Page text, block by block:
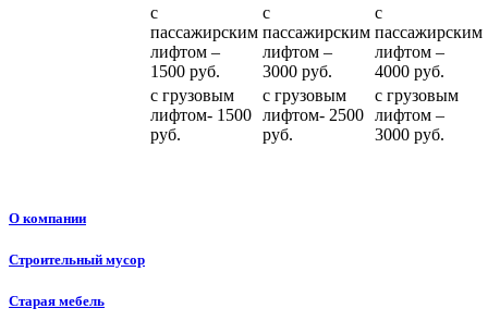
с
пассажирским
лифтом –
1500 руб.
с
пассажирским
лифтом –
3000 руб.
с
пассажирским
лифтом –
4000 руб.
с грузовым
лифтом- 1500
руб.
с грузовым
лифтом- 2500
руб.
с грузовым
лифтом –
3000 руб.
О компании
Строительный мусор
Старая мебель